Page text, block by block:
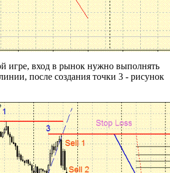
игре, вход в рынок нужно выполнять
после создания точки 3 - рисунок